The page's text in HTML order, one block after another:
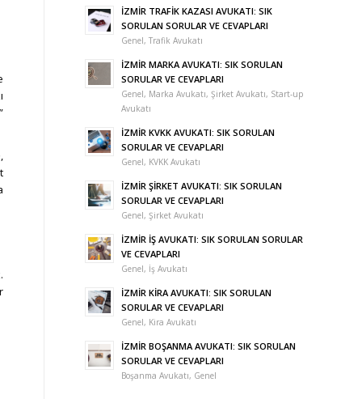
İZMİR TRAFİK KAZASI AVUKATI: SIK
SORULAN SORULAR VE CEVAPLARI
Genel,Trafik Avukatı
İZMİR MARKA AVUKATI: SIK SORULAN
SORULAR VE CEVAPLARI
Genel, Marka Avukatı,Şirket Avukatı, Start-up
Avukatı
İZMİR KVKK AVUKATI: SIK SORULAN
SORULAR VE CEVAPLARI
Genel, KVKK Avukatı
İZMİR ŞİRKET AVUKATI: SIK SORULAN
SORULAR VE CEVAPLARI
Genel,Şirket Avukatı
İZMİR İŞ AVUKATI: SIK SORULAN SORULAR
VE CEVAPLARI
Genel, İş Avukatı
İZMİR KİRA AVUKATI: SIK SORULAN
SORULAR VE CEVAPLARI
Genel, Kira Avukatı
İZMİR BOŞANMA AVUKATI: SIK SORULAN
SORULAR VE CEVAPLARI
Boşanma Avukatı, Genel